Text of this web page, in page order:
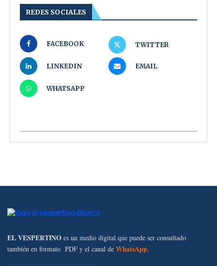
REDES SOCIALES
FACEBOOK TWITTER
LINKEDIN EMAIL
WHATSAPP
EL VESPERTINO es un medio digital que puede ser consultado
también en formato PDF y el canal de WhatsApp.